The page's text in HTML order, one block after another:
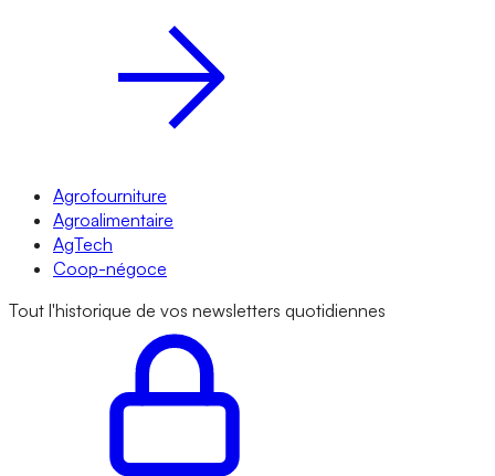
Agrofourniture
Agroalimentaire
AgTech
Coop-négoce
Tout l'historique de vos newsletters quotidiennes